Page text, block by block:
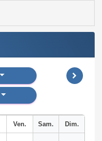
Ven. Sam. Dim.